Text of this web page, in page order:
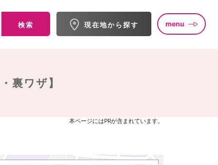
検索 現在地から探す menu
裏ワザ】
本ページにはPRが含まれています。